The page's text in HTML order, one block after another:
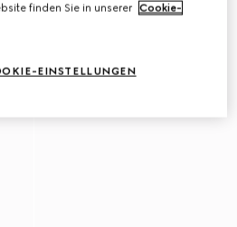
finden Sie in unserer Cookie-
EINSTELLUNGEN